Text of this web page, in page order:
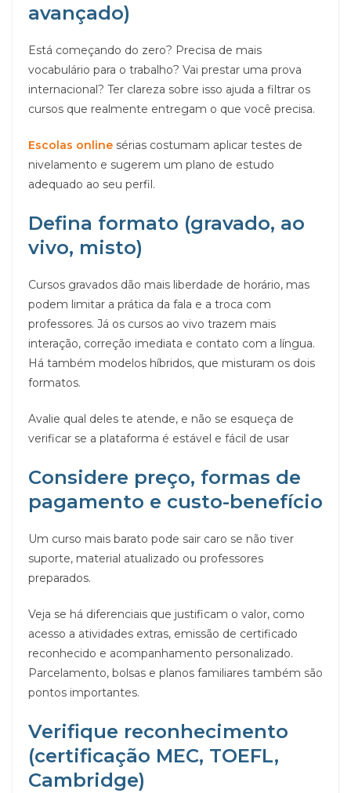
avançado)
Está começando do zero? Precisa de mais
vocabulário para o trabalho? Vai prestar uma prova
internacional? Ter clareza sobre isso ajuda a filtrar os
cursos que realmente entregam o que você precisa.
Escolas online sérias costumam aplicar testes de
nivelamento e sugerem um plano de estudo
adequado ao seu perfil.
Defina formato (gravado, ao
vivo, misto)
Cursos gravados dão mais liberdade de horário, mas
podem limitar a prática da fala e a troca com
professores. Já os cursos ao vivo trazem mais
interação, correção imediata e contato com a língua.
Há também modelos híbridos, que misturam os dois
formatos.
Avalie qual deles te atende, e não se esqueça de
verificar se a plataforma é estável e fácil de usar
Considere preço, formas de
pagamento e custo-benefício
Um curso mais barato pode sair caro se não tiver
suporte, material atualizado ou professores
preparados.
Veja se há diferenciais que justificam o valor, como
acesso a atividades extras, emissão de certificado
reconhecido e acompanhamento personalizado.
Parcelamento, bolsas e planos familiares também são
pontos importantes.
Verifique reconhecimento
(certificação MEC, TOEFL,
Cambridge)